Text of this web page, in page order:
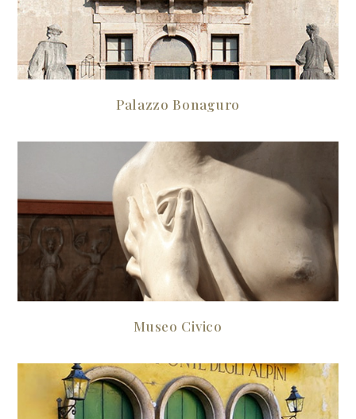
Palazzo Bonaguro
Museo Civico